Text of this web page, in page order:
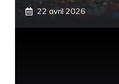
22 avril 2026